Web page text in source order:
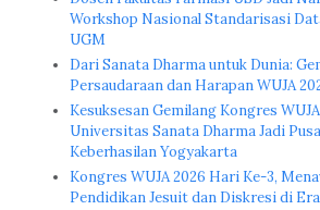
Workshop Nasional Standarisasi
UGM
Dari Sanata Dharma untuk Dunia:
Persaudaraan dan Harapan WUJA
Kesuksesan Gemilang Kongres
Universitas Sanata Dharma Jadi
Keberhasilan Yogyakarta
Kongres WUJA 2026 Hari Ke-3,
Pendidikan Jesuit dan Diskresi di